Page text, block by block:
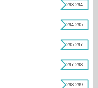
293-294
294-295
295-297
297-298
298-299